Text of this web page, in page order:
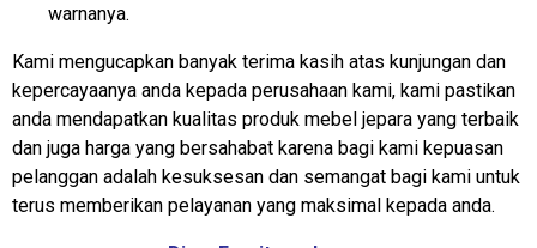
warnanya.
Kami mengucapkan banyak terima kasih atas kunjungan dan
kepercayaanya anda kepada perusahaan kami, kami pastikan
anda mendapatkan kualitas produk mebel jepara yang terbaik
dan juga harga yang bersahabat karena bagi kami kepuasan
pelanggan adalah kesuksesan dan semangat bagi kami untuk
terus memberikan pelayanan yang maksimal kepada anda.